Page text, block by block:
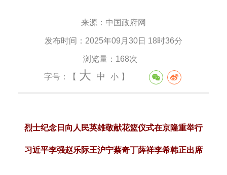
来源： 中国政府网
发布时间： 2025年09月30日 18时36分
浏览量： 168次
字号：【 大 中 小 】
烈士纪念日向人民英雄敬献花篮仪式在京隆重举行
习近平李强赵乐际王沪宁蔡奇丁薛祥李希韩正出席